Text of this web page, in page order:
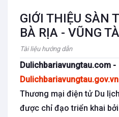
GIỚI THIỆU SÀN
BÀ RỊA - VŨNG
Tài liệu hướng dẫn
Dulichbariavungtau.com -
Dulichbariavungtau.gov.vn
Thương mại điện tử Du
được chỉ đạo triển khai bởi